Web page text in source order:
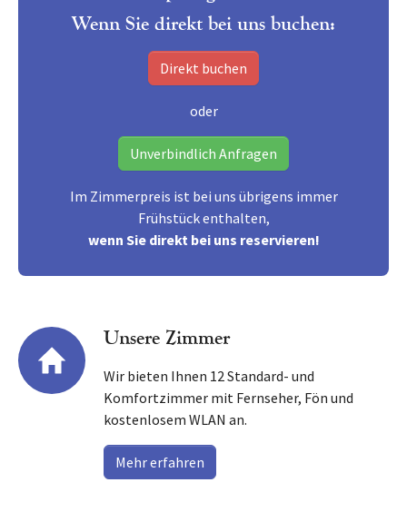
Wenn Sie direkt bei uns buchen:
Direkt buchen
oder
Unverbindlich Anfragen
Im Zimmerpreis ist bei uns übrigens immer
Frühstück enthalten,
wenn Sie direkt bei uns reservieren!
Unsere Zimmer
Wir bieten Ihnen 12 Standard- und
Komfortzimmer mit Fernseher, Fön und
kostenlosem WLAN an.
Mehr erfahren